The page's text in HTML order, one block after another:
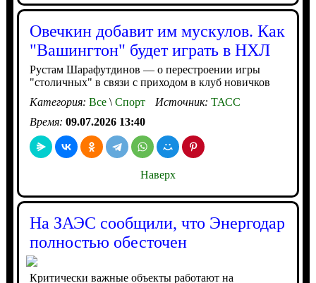
Овечкин добавит им мускулов. Как
"Вашингтон" будет играть в НХЛ
Рустам Шарафутдинов — о перестроении игры
"столичных" в связи с приходом в клуб новичков
Категория: Все\Спорт Источник: ТАСС
Время: 09.07.2026 13:40
Наверх
На ЗАЭС сообщили, что Энергодар
полностью обесточен
Критически важные объекты работают на